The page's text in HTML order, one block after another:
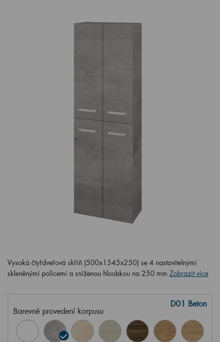
Vysoká čtyřdveřová skříň (500x1545x250) se 4 nastavitelnými
skleněnými policemi a sníženou hloubkou na 250 mm Zobrazit více
Barevné provedení korpusu
D01 Beton